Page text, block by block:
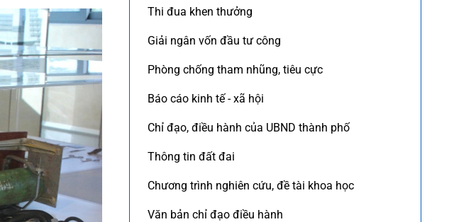
Thi đua khen thưởng
Giải ngân vốn đầu tư công
Phòng chống tham nhũng, tiêu cực
Báo cáo kinh tế - xã hội
Chỉ đạo, điều hành của UBND thành phố
Thông tin đất đai
Chương trình nghiên cứu, đề tài khoa học
Văn bản chỉ đạo điều hành